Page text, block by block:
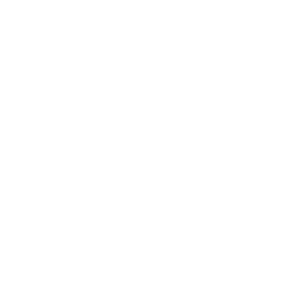
y mantenemos stock del formato de mayor demanda
espesor 1/8") están disponibles a pedido para clínicas,
antimicrobiano avanzado de espuma de poliuretano
antimicrobiana de los tres componentes activos.
abrasiones. Tiene reducción logarítmica documentada frente